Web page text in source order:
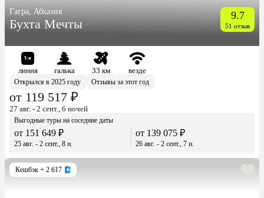
Гагра, Абхазия
Бухта Мечты
9.7
51 отзыв
линия галька 33 км
везде
Открылся в 2025 году
Отзывы за этот год
от 119 517 ₽
27 авг. - 2 сент., 6 ночей
Выгодные туры на соседние даты
от 151 649 ₽
25 авг. - 2 сент., 8 н.
от 139 075 ₽
26 авг. - 2 сент., 7 н.
Кешбэк + 2 617